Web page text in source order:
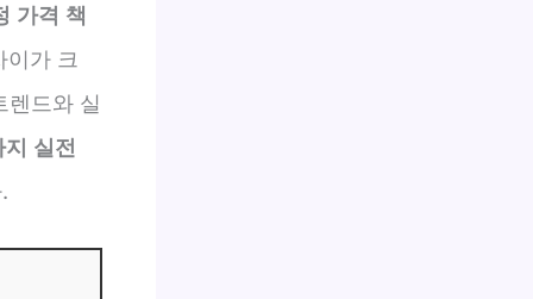
가격 책
가 크
드와 실
실전